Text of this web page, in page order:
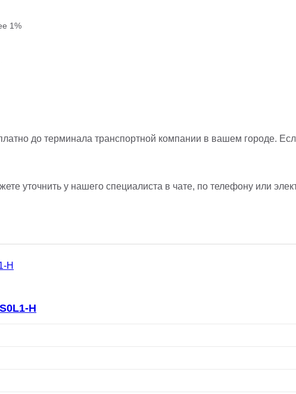
1%
до терминала транспортной компании в вашем городе.
уточнить у нашего специалиста в чате, по телефону или
H